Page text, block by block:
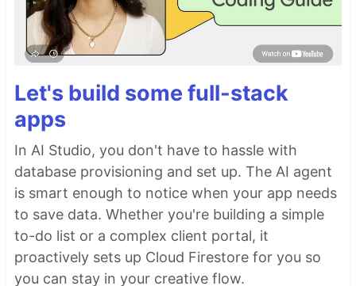
Let's build some full-stack
apps
In AI Studio, you don't have to hassle with
database provisioning and set up. The AI agent
is smart enough to notice when your app needs
to save data. Whether you're building a simple
to-do list or a complex client portal, it
proactively sets up Cloud Firestore for you so
you can stay in your creative flow.